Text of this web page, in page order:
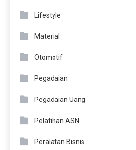
Lifestyle
Material
Otomotif
Pegadaian
Pegadaian Uang
Pelatihan ASN
Peralatan Bisnis